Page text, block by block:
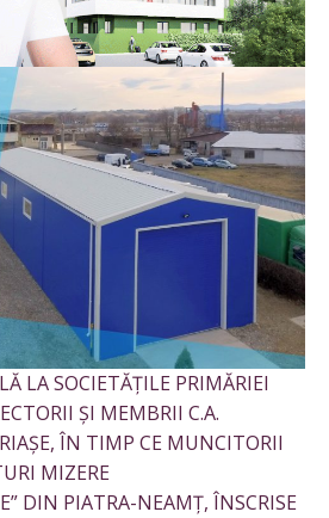
LA SOCIETĂȚILE PRIMĂRIEI
ȘI MEMBRII C.A.
ÎN TIMP CE MUNCITORII
MIZERE
DIN PIATRA-NEAMȚ, ÎNSCRISE